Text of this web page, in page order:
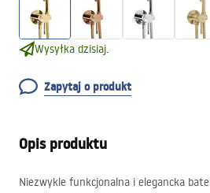
Wysyłka dzisiaj.
Zapytaj o produkt
Opis produktu
Niezwykle funkcjonalna i elegancka